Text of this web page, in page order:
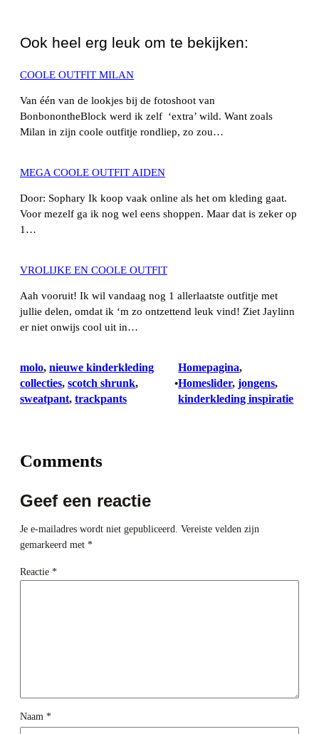
Ook heel erg leuk om te bekijken:
COOLE OUTFIT MILAN
Van één van de lookjes bij de fotoshoot van
BonbonontheBlock werd ik zelf ‘extra’ wild. Want zoals
Milan in zijn coole outfitje rondliep, zo zou…
MEGA COOLE OUTFIT AIDEN
Door: Sophary Ik koop vaak online als het om kleding gaat.
Voor mezelf ga ik nog wel eens shoppen. Maar dat is zeker op
1…
VROLIJKE EN COOLE OUTFIT
Aah vooruit! Ik wil vandaag nog 1 allerlaatste outfitje met
jullie delen, omdat ik ‘m zo ontzettend leuk vind! Ziet Jaylinn
er niet onwijs cool uit in…
molo, nieuwe kinderkleding
collecties, scotch shrunk
sweatpant, trackpants
•
Homepagina
Homeslider, jongens
kinderkleding inspiratie
Comments
Geef een reactie
Je e-mailadres wordt niet gepubliceerd. Vereiste velden zijn
gemarkeerd met *
Reactie *
Naam *